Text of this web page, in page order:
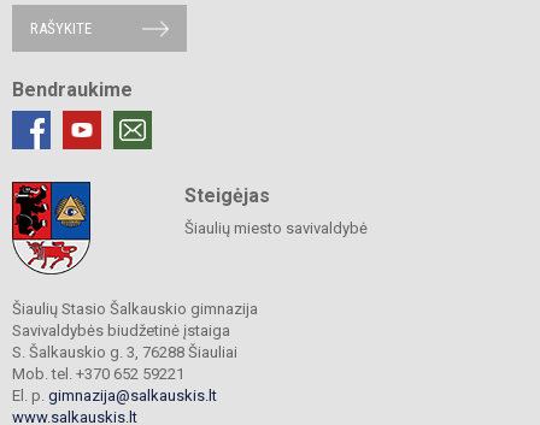
RAŠYKITE
Bendraukime
Steigėjas
Šiaulių miesto savivaldybė
Šiaulių Stasio Šalkauskio gimnazija
Savivaldybės biudžetinė įstaiga
S. Šalkauskio g. 3, 76288 Šiauliai
Mob. tel. +370 652 59221
El. p. gimnazija@salkauskis.lt
www.salkauskis.lt